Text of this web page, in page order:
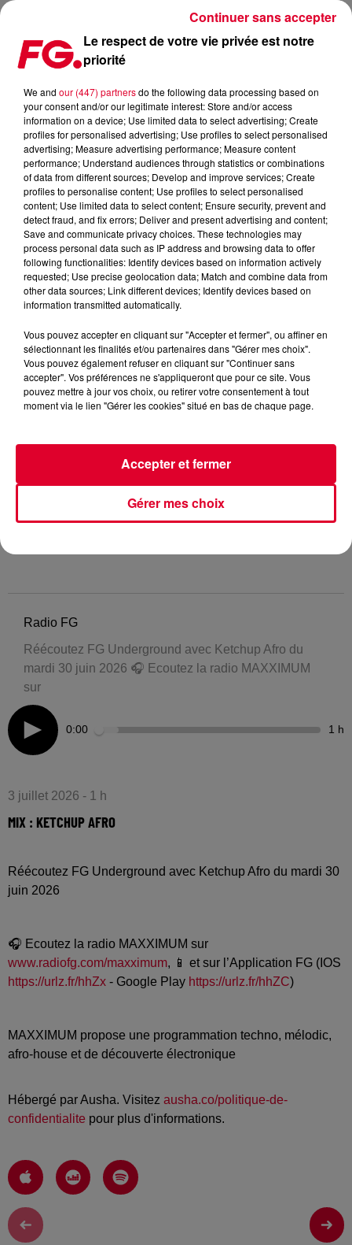
MIX : KETCHUP AFRO
Radio FG
Réécoutez FG Underground avec Ketchup Afro du
mardi 30 juin 2026 🎧 Ecoutez la radio MAXXIMUM
sur
0:00 1 h
3 juillet 2026 - 1 h
MIX : KETCHUP AFRO
Réécoutez FG Underground avec Ketchup Afro du mardi 30
juin 2026
🎧 Ecoutez la radio MAXXIMUM sur
www.radiofg.com/maxximum, 📱 et sur l’Application FG (IOS
https://urlz.fr/hhZx - Google Play https://urlz.fr/hhZC)
MAXXIMUM propose une programmation techno, mélodic,
afro-house et de découverte électronique
Hébergé par Ausha. Visitez ausha.co/politique-de-
confidentialite pour plus d'informations.
Le respect de votre vie privée est notre
priorité
We and our (447) partnersdo the following data processing based on
your consent and/or our legitimate interest: Store and/or access
information on a device; Use limited data to select advertising; Create
profiles for personalised advertising; Use profiles to select personalised
advertising; Measure advertising performance; Measure content
performance; Understand audiences through statistics or combinations
of data from different sources; Develop and improve services; Create
profiles to personalise content; Use profiles to select personalised
content; Use limited data to select content; Ensure security, prevent and
detect fraud, and fix errors; Deliver and present advertising and content;
Save and communicate privacy choices. These technologies may
process personal data such as IP address and browsing data to offer
following functionalities: Identify devices based on information actively
requested; Use precise geolocation data; Match and combine data from
other data sources; Link different devices; Identify devices based on
information transmitted automatically.
Vous pouvez accepter en cliquant sur "Accepter et fermer", ou affiner en
sélectionnant les finalités et/ou partenaires dans "Gérer mes choix".
Vous pouvez également refuser en cliquant sur "Continuer sans
accepter". Vos préférences ne s'appliqueront que pour ce site. Vous
pouvez mettre à jour vos choix, ou retirer votre consentement à tout
moment via le lien "Gérer les cookies" situé en bas de chaque page.
Gérer mes choix
Accepter et fermer
Continuer sans accepter